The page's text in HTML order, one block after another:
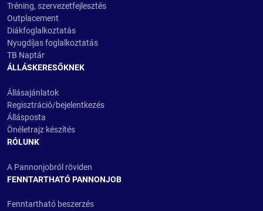
Tréning, szervezetfejlesztés
Outplacement
Diákfoglalkoztatás
Nyugdíjas foglalkoztatás
TB Naptár
ÁLLÁSKERESŐKNEK
Állásajánlatok
Regisztráció/bejelentkezés
Állásposta
Önéletrajz készítés
RÓLUNK
A Pannonjobról röviden
FENNTARTHATÓ PANNONJOB
Fenntartható beszerzés